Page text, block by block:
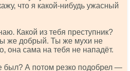
что я какой-нибудь ужасный
Какой из тебя преступник?
же добрый. Ты же мухи не
она сама на тебя не нападёт.
А потом резко подобрел —